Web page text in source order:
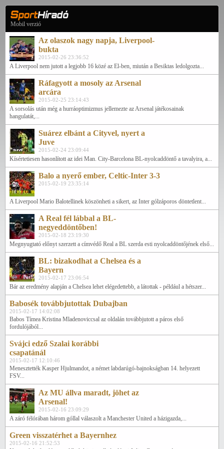
Mobil verzió
Az olaszok nagy napja, Liverpool-
bukta
2015-02-26 23:36:52
A Liverpool nem jutott a legjobb 16 közé az El-ben, miután a Besiktas ledolgozta...
Ráfagyott a mosoly az Arsenal
arcára
2015-02-25 23:14:43
A sorsolás után még a hurráoptimizmus jellemezte az Arsenal játékosainak
hangulatát,...
Suárez elbánt a Cityvel, nyert a
Juve
2015-02-24 23:09:44
Kísértetiesen hasonlított az idei Man. City-Barcelona BL-nyolcaddöntő a tavalyira, a...
Balo a nyerő ember, Celtic-Inter 3-3
2015-02-19 23:35:14
A Liverpool Mario Balotellinek köszönheti a sikert, az Inter gólzáporos döntetlent...
A Real fél lábbal a BL-
negyeddöntőben!
2015-02-18 23:19:30
Megnyugtató előnyt szerzett a címvédő Real a BL szerda esti nyolcaddöntőjének első...
BL: bizakodhat a Chelsea és a
Bayern
2015-02-17 23:06:54
Bár az eredmény alapján a Chelsea lehet elégedettebb, a látottak - például a hétszer...
Babosék továbbjutottak Dubajban
2015-02-17 14:02:08
Babos Tímea Kristina Mladenoviccsal az oldalán továbbjutott a páros első
fordulójából...
Svájci edző Szalai korábbi
csapatánál
2015-02-17 12:10:46
Menesztették Kasper Hjulmandot, a német labdarúgó-bajnokságban 14. helyezett
FSV...
Az MU állva maradt, jöhet az
Arsenal!
2015-02-16 23:09:29
A záró félórában három góllal válaszolt a Manchester United a házigazda,...
Green visszatérhet a Bayernhez
2015-02-16 21:52:53